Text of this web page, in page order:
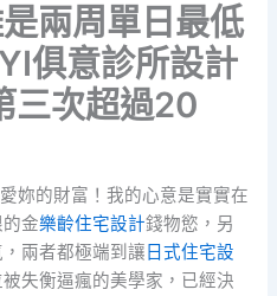
兩周單日最低
俱意診所設計
三次超過20
妳的財富！我的心意是實實在
的金樂齡住宅設計錢物慾，另
兩者都極端到讓 日式住宅設
失衡逼瘋的美學家，已經決